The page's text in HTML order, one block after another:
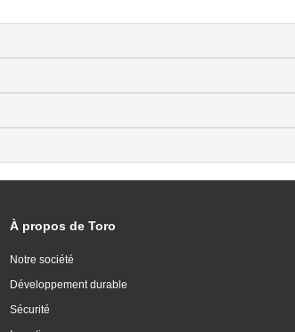
À propos de Toro
Notre société
Développement durable
Sécurité